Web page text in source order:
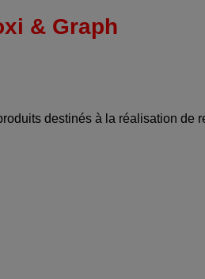
& Graph
destinés à la réalisation de